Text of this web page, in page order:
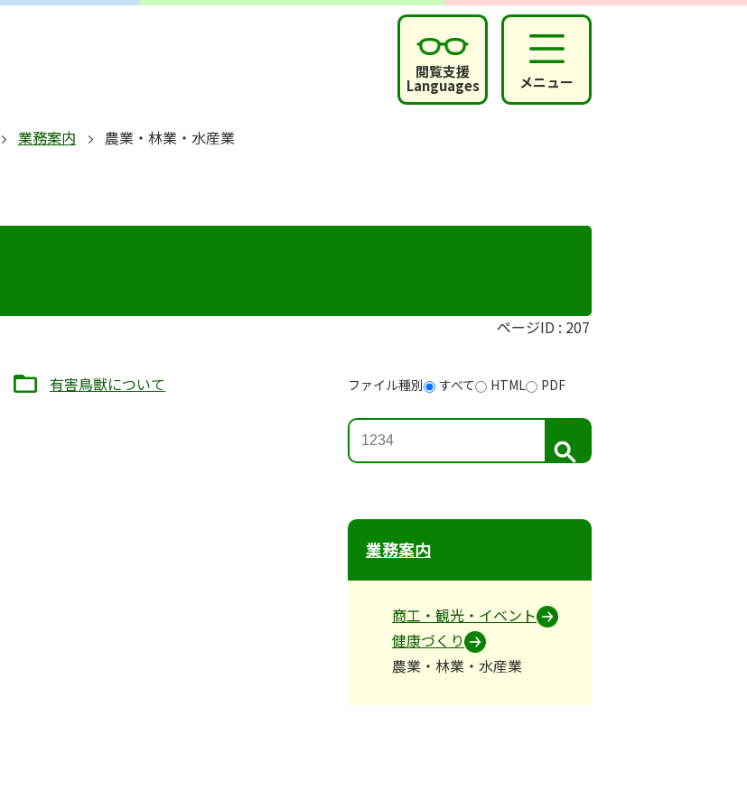
閲覧支援
Languages メニュー
業務案内 農業・林業・水産業
ページID : 207
有害鳥獣について ファイル種別 すべて HTML PDF
検
索
業務案内
商工・観光・イベント
健康づくり
農業・林業・水産業